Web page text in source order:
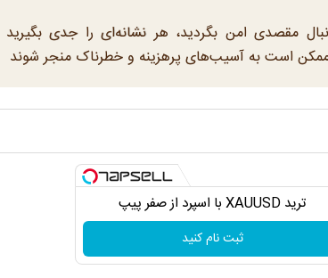
مقصدی امن بگردید، هر نشانه‌ای را جدی
ممکن است به آسیب‌های پرهزینه و خطرناک منجر شوند
ترید XAUUSD با اسپرد از صفر پیپ
ثبت نام کنید